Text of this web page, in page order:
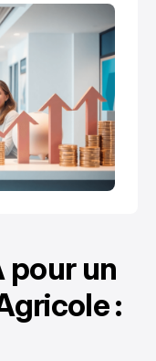
pour un
: